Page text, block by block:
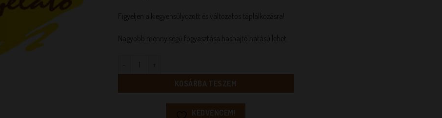
Figyeljen a kiegyensúlyozott és változatos táplálkozásra!
Nagyobb mennyiségű fogyasztása hashajtó hatású lehet.
KOSÁRBA TESZEM
KEDVENCEM!